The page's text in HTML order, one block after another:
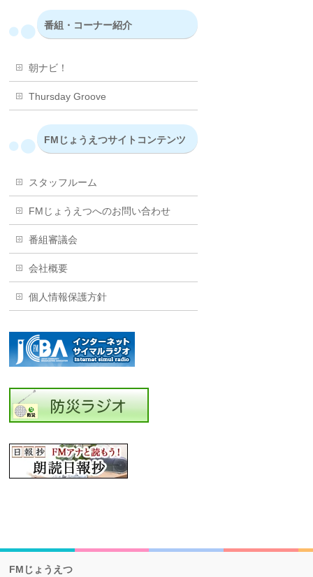
番組・コーナー紹介
朝ナビ！
Thursday Groove
FMじょうえつサイトコンテンツ
スタッフルーム
FMじょうえつへのお問い合わせ
番組審議会
会社概要
個人情報保護方針
FMじょうえつ